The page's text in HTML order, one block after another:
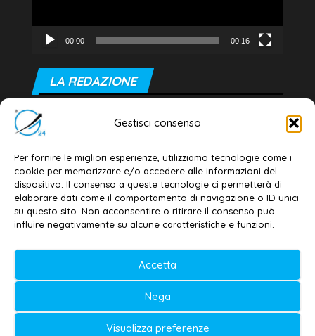
Gestisci consenso
Per fornire le migliori esperienze, utilizziamo tecnologie come i
cookie per memorizzare e/o accedere alle informazioni del
dispositivo. Il consenso a queste tecnologie ci permetterà di
elaborare dati come il comportamento di navigazione o ID unici
su questo sito. Non acconsentire o ritirare il consenso può
influire negativamente su alcune caratteristiche e funzioni.
Accetta
Nega
Visualizza preferenze
00:00 00:16
LA REDAZIONE
Editore e direttore responsabile:
Dott. Daniele G. Masciullo
Email: redazione@galatina24.it
Contatti –Disclaimer
Privacy policy –Cookie policy
Testata iscritta al n. 11/2020 Registro della
Stampa Tribunale di Lecce
Editore e direttore responsabile: